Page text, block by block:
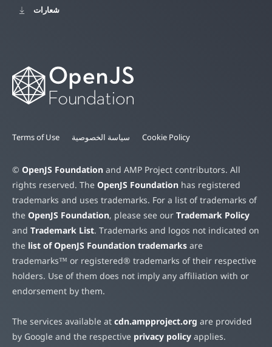
شعارات
Terms of Use سياسة الخصوصية Cookie Policy
© OpenJS Foundation and AMP Project contributors. All
rights reserved. The OpenJS Foundation has registered
trademarks and uses trademarks. For a list of trademarks of
the OpenJS Foundation, please see our Trademark Policy
and Trademark List. Trademarks and logos not indicated on
the list of OpenJS Foundation trademarks are
trademarks™ or registered® trademarks of their respective
holders. Use of them does not imply any affiliation with or
endorsement by them.
The services available at cdn.ampproject.org are provided
by Google and the respective privacy policy applies.